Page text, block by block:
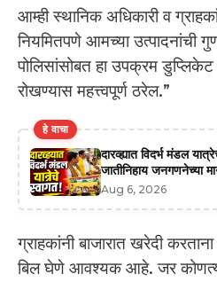
आम्ही स्थानिक अधिकारी व
नियमितपणे आमच्या उत्पादनांची
पोलिसांसोबत हा उपक्रम डुप्लिकेट
रोखण्यास महत्त्वपूर्ण ठरेल.”
हे वाचा
दारव्ह्यात विदर्भ मंडल
जातीनिहाय जनगणनेच्या
Aug 6, 2026
ग्राहकांनी बाजारात खरेदी करताना
बिल घेणे आवश्यक आहे. जर